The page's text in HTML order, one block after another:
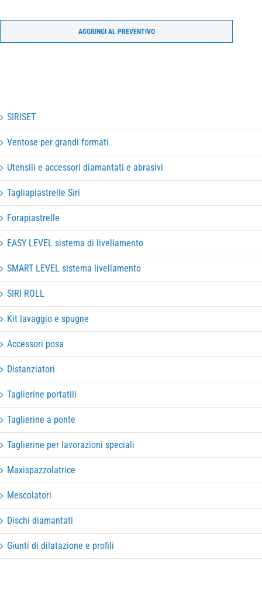
AGGIUNGI AL PREVENTIVO
SIRISET
Ventose per grandi formati
Utensili e accessori diamantati e abrasivi
Tagliapiastrelle Siri
Forapiastrelle
EASY LEVEL sistema di livellamento
SMART LEVEL sistema livellamento
SIRI ROLL
Kit lavaggio e spugne
Accessori posa
Distanziatori
Taglierine portatili
Taglierine a ponte
Taglierine per lavorazioni speciali
Maxispazzolatrice
Mescolatori
Dischi diamantati
Giunti di dilatazione e profili